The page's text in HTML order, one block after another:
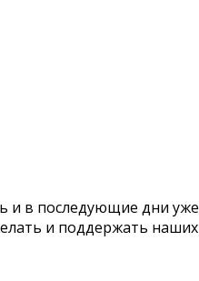
и в последующие дни уже
и поддержать наших